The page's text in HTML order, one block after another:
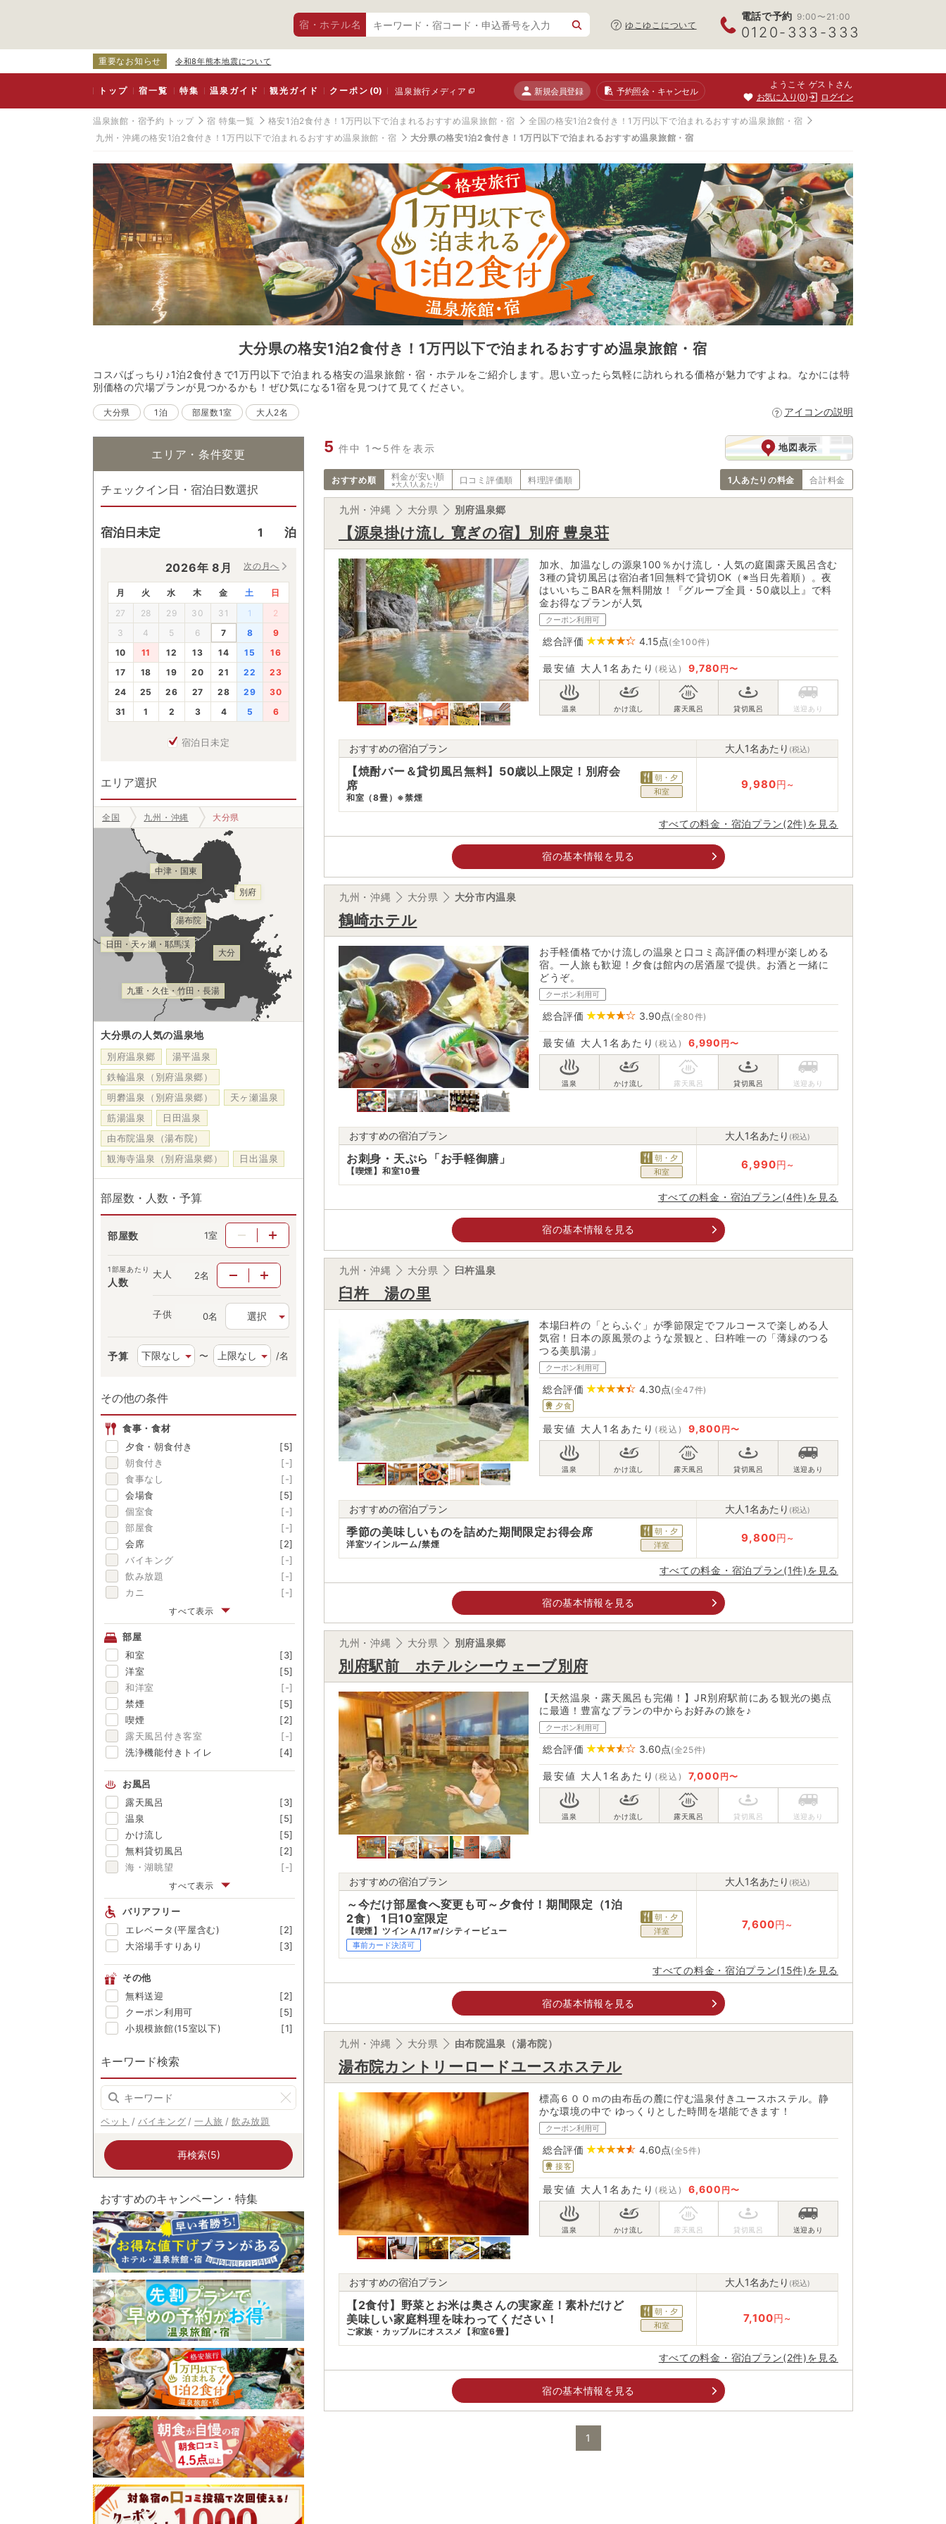
宿・ホテル名 ゆこゆこについて
電話で予約 9:00〜21:00
0120-333-333
重要なお知らせ 令和8年熊本地震について
トップ 宿一覧 特集 温泉ガイド 観光ガイド クーポン(0) 温泉旅行メディア 新規会員登録 予約照会・キャンセル
ようこそ ゲストさん
お気に入り 0 ログイン
温泉旅館・宿予約 トップ 宿 特集一覧 格安1泊2食付き！1万円以下で泊まれるおすすめ温泉旅館・宿
全国の格安1泊2食付き！1万円以下で泊まれるおすすめ温泉旅館・宿
九州・沖縄の格安1泊2食付き！1万円以下で泊まれるおすすめ温泉旅館・宿
大分県の格安1泊2食付き！1万円以下で泊まれるおすすめ温泉旅館・宿
大
分
県
大分県の格安1泊2食付き！1万円以下で泊まれるおすすめ温泉旅館・宿
コスパばっちり♪1泊2食付きで1万円以下で泊まれる格安の温泉旅館・宿・ホテルをご紹介します。思い立ったら気軽に訪れられる価格が魅力ですよね。なかには特
別価格の穴場プランが見つかるかも！ぜひ気になる1宿を見つけて見てください。
大分県 1泊 部屋数1室 大人2名 アイコンの説明
エリア・条件変更
チェックイン日・宿泊日数選択
宿泊日未定 泊
2026年 8 月 次の月へ
月 火 水 木 金 土
日
27
28 29 30 31 1
2
3
4 5 6 7 8
9
10
11 12 13 14 15
16
17
18 19 20 21 22
23
24
25 26 27 28 29
30
31
1 2 3 4 5 6
宿泊日未定
エリア選択
全国 九州・沖縄 大分県
大分
別府
湯布院
中津・国東
日田・天ヶ瀬・耶馬渓
九重・久住・竹田・長湯
大分県の人気の温泉地
別府温泉郷
湯平温泉
鉄輪温泉（別府温泉郷）
明礬温泉（別府温泉郷）
天ヶ瀬温泉
筋湯温泉
日田温泉
由布院温泉（湯布院）
観海寺温泉（別府温泉郷）
日出温泉
部屋数・人数・予算
部屋数 室
1部屋あたり
人数
大人 名
子供 名 選択
予算 〜 /名
その他の条件
食事・食材
夕食・朝食付き
[5]
朝食付き
[-]
食事なし
[-]
会場食
[5]
個室食
[-]
部屋食
[-]
会席
[2]
バイキング
[-]
飲み放題
[-]
カニ
[-]
アワビ
[-]
金目鯛
舟盛
[-]
ブランド牛
[-]
囲炉裏料理
[-]
松茸
[-]
すべて表示
部屋
和室
[3]
洋室
[5]
和洋室
[-]
禁煙
[5]
喫煙
[2]
露天風呂付き客室
[-]
洗浄機能付きトイレ
[4]
お風呂
露天風呂
[3]
温泉
[5]
かけ流し
[5]
無料貸切風呂
[2]
海・湖眺望
[-]
富士山眺望
渓流眺望
[-]
にごり湯
美肌の湯
[-]
すべて表示
バリアフリー
エレベータ(平屋含む)
[2]
大浴場手すりあり
[3]
その他
無料送迎
[2]
クーポン利用可
[5]
小規模旅館(15室以下)
[1]
キーワード検索
ペット バイキング 一人旅 飲み放題
再検索(5)
おすすめのキャンペーン・特集
5 件中 1〜5件を表示 地図表示
おすすめ順 料金が安い順
※大人1人あたり 口コミ評価順 料理評価順 1人あたりの料金 合計料金
九州・沖縄 大分県 別府温泉郷
【源泉掛け流し 寛ぎの宿】別府 豊泉荘
加水、加温なしの源泉100％かけ流し・人気の庭園露天風呂含む
3種の貸切風呂は宿泊者1回無料で貸切OK（※当日先着順）。夜
はいいちこBARを無料開放！『グループ全員・50歳以上』で料
金お得なプランが人気
クーポン利用可
総合評価 4.15点(全100件)
最安値 大人1名あたり (税込) 9,780 円〜
おすすめの宿泊プラン 大人1名あたり (税込)
【焼酎バー＆貸切風呂無料】50歳以上限定！別府会
席
和室（8畳）※禁煙
朝・夕
和室
9,980円~
すべての料金・宿泊プラン(2件)を見る
宿の基本情報を見る
九州・沖縄 大分県 大分市内温泉
鶴崎ホテル
お手軽価格でかけ流しの温泉と口コミ高評価の料理が楽しめる
宿。一人旅も歓迎！夕食は館内の居酒屋で提供。お酒と一緒に
どうぞ。
クーポン利用可
総合評価 3.90点(全80件)
最安値 大人1名あたり (税込) 6,990 円〜
おすすめの宿泊プラン 大人1名あたり (税込)
お刺身・天ぷら「お手軽御膳」
【喫煙】和室10畳
朝・夕
和室
6,990円~
すべての料金・宿泊プラン(4件)を見る
宿の基本情報を見る
九州・沖縄 大分県 臼杵温泉
臼杵 湯の里
本場臼杵の「とらふぐ」が季節限定でフルコースで楽しめる人
気宿！日本の原風景のような景観と、臼杵唯一の「薄緑のつる
つる美肌湯」
クーポン利用可
総合評価 4.30点(全47件)
夕食
最安値 大人1名あたり (税込) 9,800 円〜
おすすめの宿泊プラン 大人1名あたり (税込)
季節の美味しいものを詰めた期間限定お得会席
洋室ツインルーム/禁煙
朝・夕
洋室
9,800円~
すべての料金・宿泊プラン(1件)を見る
宿の基本情報を見る
九州・沖縄 大分県 別府温泉郷
別府駅前 ホテルシーウェーブ別府
【天然温泉・露天風呂も完備！】JR別府駅前にある観光の拠点
に最適！豊富なプランの中からお好みの旅を♪
クーポン利用可
総合評価 3.60点(全25件)
最安値 大人1名あたり (税込) 7,000 円〜
おすすめの宿泊プラン 大人1名あたり (税込)
～今だけ部屋食へ変更も可～夕食付！期間限定（1泊
2食） 1日10室限定
【喫煙】ツインＡ/17㎡/シティービュー
事前カード決済可
朝・夕
洋室
7,600円~
すべての料金・宿泊プラン(15件)を見る
宿の基本情報を見る
九州・沖縄 大分県 由布院温泉（湯布院）
湯布院カントリーロードユースホステル
標高６００ｍの由布岳の麓に佇む温泉付きユースホステル。静
かな環境の中で ゆっくりとした時間を堪能できます！
クーポン利用可
総合評価 4.60点(全5件)
接客
最安値 大人1名あたり (税込) 6,600 円〜
おすすめの宿泊プラン 大人1名あたり (税込)
【2食付】野菜とお米は奥さんの実家産！素朴だけど
美味しい家庭料理を味わってください！
ご家族・カップルにオススメ【和室6畳】
朝・夕
和室
7,100円~
すべての料金・宿泊プラン(2件)を見る
宿の基本情報を見る
1